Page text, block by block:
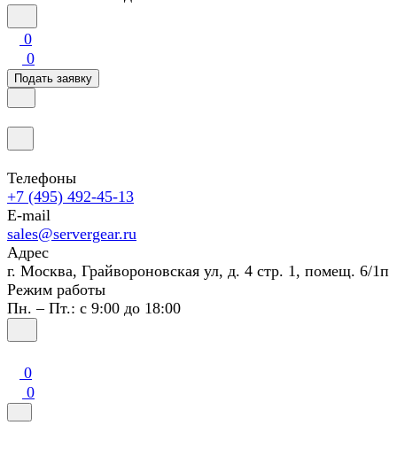
0
0
Подать заявку
Телефоны
+7 (495) 492-45-13
E-mail
sales@servergear.ru
Адрес
г. Москва, Грайвороновская ул, д. 4 стр. 1, помещ. 6/1п
Режим работы
Пн. – Пт.: с 9:00 до 18:00
0
0